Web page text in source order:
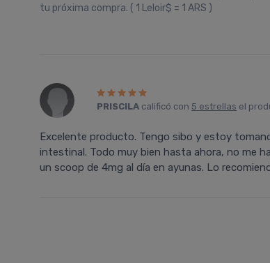
tu próxima compra. ( 1 Leloir$ = 1 ARS )
PRISCILA calificó con 5 estrellas el
Excelente producto. Tengo sibo y estoy
intestinal. Todo muy bien hasta ahora, no me
un scoop de 4mg al día en ayunas. Lo